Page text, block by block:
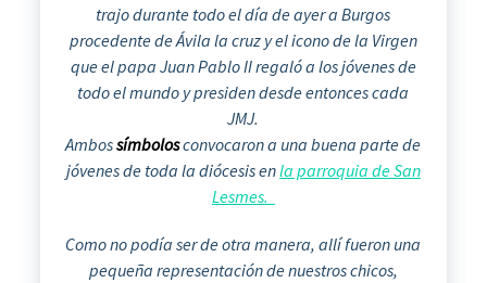
trajo durante todo el día de ayer a Burgos
procedente de Ávila la cruz y el icono de la Virgen
que el papa Juan Pablo II regaló a los jóvenes de
todo el mundo y presiden desde entonces cada
JMJ.
Ambossímbolosconvocaron a una buena parte de
jóvenes de toda la diócesis enla parroquia de San
Lesmes.
Como no podía ser de otra manera, allí fueron una
pequeña representación de nuestros chicos,